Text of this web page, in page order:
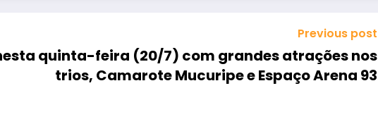
Previous post
quinta-feira (20/7) com grandes atrações nos
trios, Camarote Mucuripe e Espaço Arena 93